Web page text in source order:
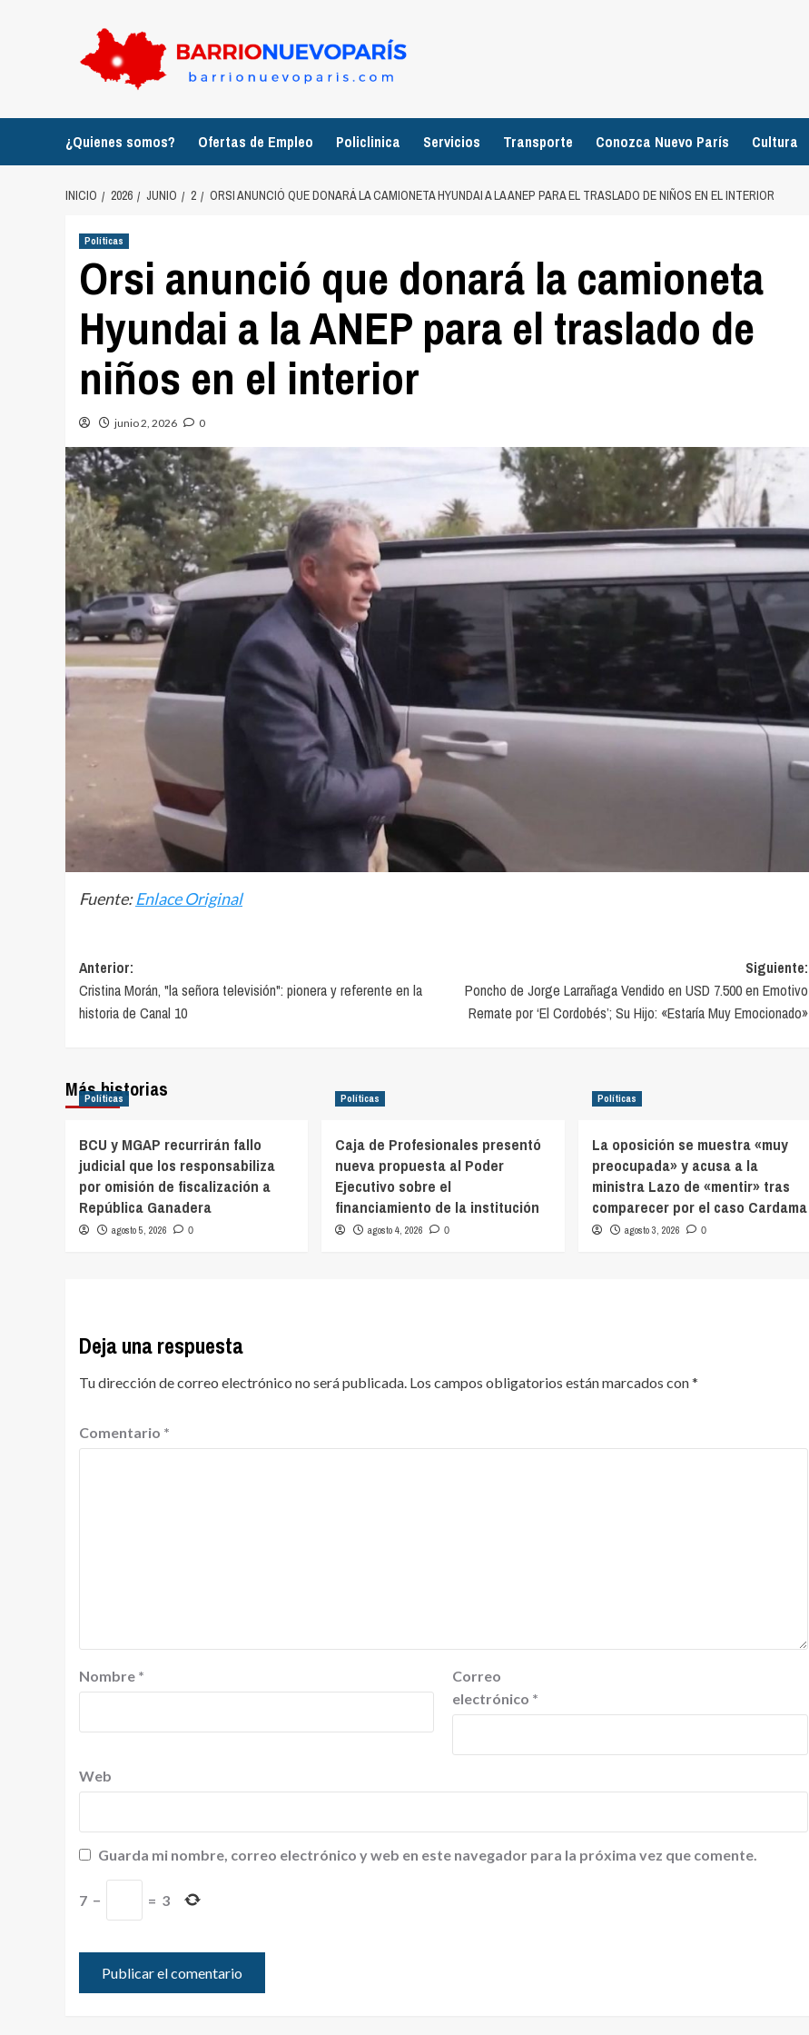
¿Quienes somos? Ofertas de Empleo Policlinica Servicios Transporte Conozca Nuevo París Cultura
INICIO 2026 JUNIO 2 ORSI ANUNCIÓ QUE DONARÁ LA CAMIONETA HYUNDAI A LA ANEP PARA EL TRASLADO DE NIÑOS EN EL INTERIOR
Políticas
Orsi anunció que donará la camioneta
Hyundai a la ANEP para el traslado de
niños en el interior
junio 2, 2026 0
Fuente:Enlace Original
Navegación
de
entradas
Anterior:
Cristina Morán, "la señora televisión": pionera y referente en la
historia de Canal 10
Siguiente:
Poncho de Jorge Larrañaga Vendido en USD 7.500 en Emotivo
Remate por ‘El Cordobés’; Su Hijo: «Estaría Muy Emocionado»
Más historias
Políticas
BCU y MGAP recurrirán fallo
judicial que los responsabiliza
por omisión de fiscalización a
República Ganadera
agosto 5, 2026 0
Políticas
Caja de Profesionales presentó
nueva propuesta al Poder
Ejecutivo sobre el
financiamiento de la institución
agosto 4, 2026 0
Políticas
La oposición se muestra «muy
preocupada» y acusa a la
ministra Lazo de «mentir» tras
comparecer por el caso Cardama
agosto 3, 2026 0
Deja una respuesta
Tu dirección de correo electrónico no será publicada. Los campos obligatorios están marcados con*
Comentario *
Nombre *
Correo
electrónico *
Web
Guarda mi nombre, correo electrónico y web en este navegador para la próxima vez que comente.
7 − = 3